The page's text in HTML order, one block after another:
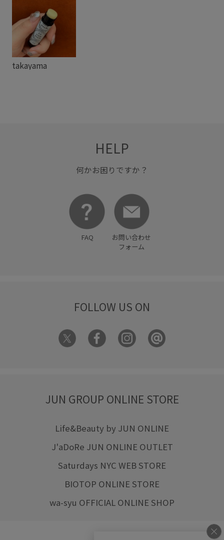
takayama
HELP
何かお困りですか？
FAQ
お問い合わせ
フォーム
FOLLOW US ON
JUN GROUP ONLINE STORE
Life&Beauty by JUN ONLINE
J'aDoRe JUN ONLINE OUTLET
Saturdays NYC WEB STORE
BIOTOP ONLINE STORE
wa-syu OFFICIAL ONLINE SHOP